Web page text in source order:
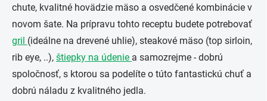
chute, kvalitné hovädzie mäso a osvedčené kombinácie v
novom šate. Na prípravu tohto receptu budete potrebovať
gril (ideálne na drevené uhlie), steakové mäso (top sirloin,
rib eye, ..), štiepky na údenie a samozrejme - dobrú
spoločnosť, s ktorou sa podelíte o túto fantastickú chuť a
dobrú náladu z kvalitného jedla.